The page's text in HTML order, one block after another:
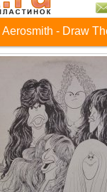
Aerosmith - Draw